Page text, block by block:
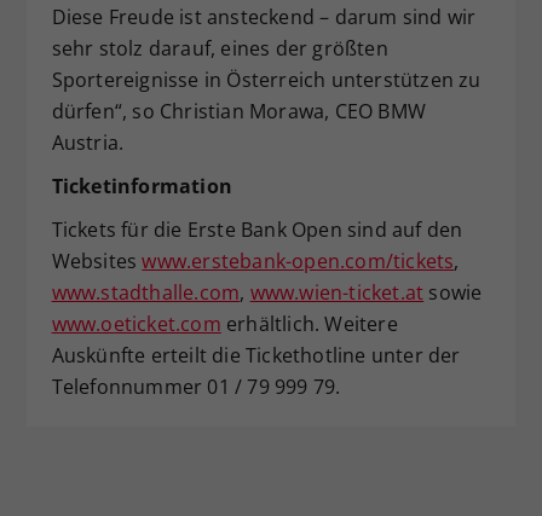
Diese Freude ist ansteckend – darum sind wir
sehr stolz darauf, eines der größten
Sportereignisse in Österreich unterstützen zu
dürfen“, so Christian Morawa, CEO BMW
Austria.
Ticketinformation
Tickets für die Erste Bank Open sind auf den
Websiteswww.erstebank-open.com/tickets,
www.stadthalle.com, www.wien-ticket.at sowie
www.oeticket.com erhältlich. Weitere
Auskünfte erteilt die Tickethotline unter der
Telefonnummer 01 / 79 999 79.